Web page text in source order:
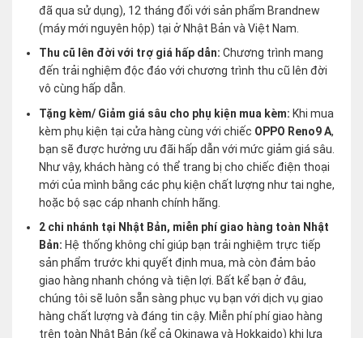
đã qua sử dụng), 12 tháng đối với sản phẩm Brandnew
(máy mới nguyên hộp) tại ở Nhật Bản và Việt Nam.
Thu cũ lên đời với trợ giá hấp dẫn:Chương trình mang
đến trải nghiệm độc đáo với chương trình thu cũ lên đời
vô cùng hấp dẫn.
Tặng kèm/ Giảm giá sâu cho phụ kiện mua kèm: Khi mua
kèm phụ kiện tại cửa hàng cùng với chiếc OPPO Reno9 A,
bạn sẽ được hưởng ưu đãi hấp dẫn với mức giảm giá sâu.
Như vậy, khách hàng có thể trang bị cho chiếc điện thoại
mới của mình bằng các phụ kiện chất lượng như tai nghe,
hoặc bộ sạc cáp nhanh chính hãng.
2 chi nhánh tại Nhật Bản, miễn phí giao hàng toàn Nhật
Bản: Hệ thống không chỉ giúp bạn trải nghiệm trực tiếp
sản phẩm trước khi quyết định mua, mà còn đảm bảo
giao hàng nhanh chóng và tiện lợi. Bất kể bạn ở đâu,
chúng tôi sẽ luôn sẵn sàng phục vụ bạn với dịch vụ giao
hàng chất lượng và đáng tin cậy. Miễn phí phí giao hàng
trên toàn Nhật Bản (kể cả Okinawa và Hokkaido) khi lựa